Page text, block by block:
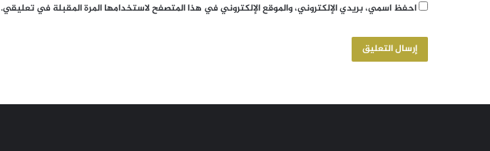
احفظ اسمي، بريدي الإلكتروني، والموقع الإلكتروني في هذا المتصفح لاستخدامها المرة المقبلة في تعليقي.